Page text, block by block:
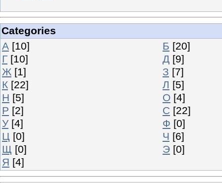
Categories
А [10] Б [20]
Г [10] Д [9]
Ж [1] З [7]
К [22] Л [5]
Н [5] О [4]
Р [2] С [22]
У [4] Ф [0]
Ц [0] Ч [6]
Щ [0] Э [0]
Я [4]